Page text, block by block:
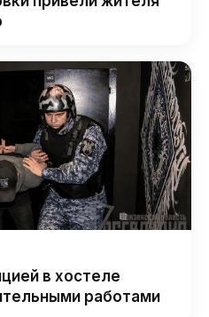
в хостеле
работами